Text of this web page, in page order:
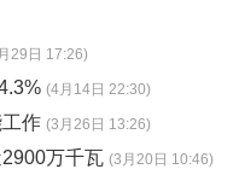
29日 17:26)
(4月14日 22:30)
作 (3月26日 13:26)
万千瓦 (3月20日 10:46)